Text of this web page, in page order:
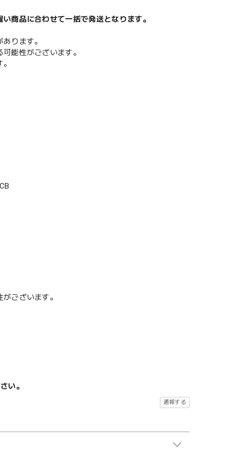
商品に合わせて一括で発送となります。
ります。
能性がございます。
ございます。
い。
通報する